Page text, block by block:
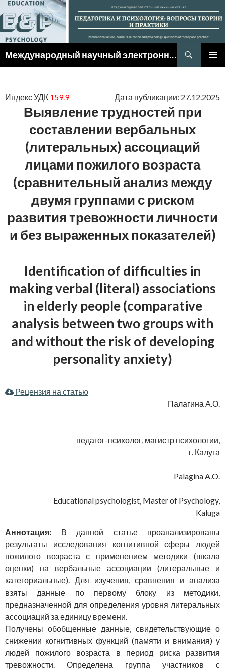
Международный научный электронный журнал
Индекс УДК 159.9 Дата публикации: 27.12.2025
Выявление трудностей при
составлении вербальных
(литеральных) ассоциаций
лицами пожилого возраста
(сравнительный анализ между
двумя группами с риском
развития тревожности личности
и без выраженных показателей)
Identification of difficulties in
making verbal (literal) associations
in elderly people (comparative
analysis between two groups with
and without the risk of developing
personality anxiety)
Рецензия на статью
Палагина А.О.
педагог-психолог, магистр психологии,
г. Калуга
Palagina A.O.
Educational psychologist, Master of Psychology,
Kaluga
Аннотация: В данной статье проанализированы
результаты исследования когнитивной сферы людей
пожилого возраста с применением методики (шкала
оценки) на вербальные ассоциации (литеральные и
категориальные). Для изучения, сравнения и анализа
взяты данные по первому блоку из методики,
предназначенной для определения уровня литеральных
ассоциаций за единицу времени.
Получены обобщенные данные, свидетельствующие о
снижении когнитивных функций (памяти и внимания) у
людей пожилого возраста в период риска развития
тревожности. Определена группа участников с